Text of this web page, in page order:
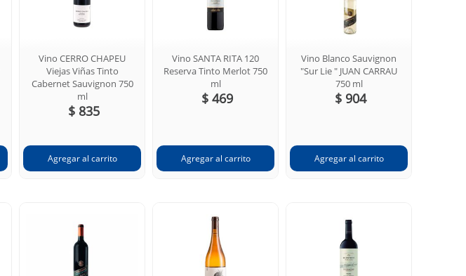
Vino CERRO CHAPEU
Viejas Viñas Tinto
Cabernet Sauvignon 750
ml
$ 835
Vino SANTA RITA 120
Reserva Tinto Merlot 750
ml
$ 469
Vino Blanco Sauvignon
"Sur Lie " JUAN CARRAU
750 ml
$ 904